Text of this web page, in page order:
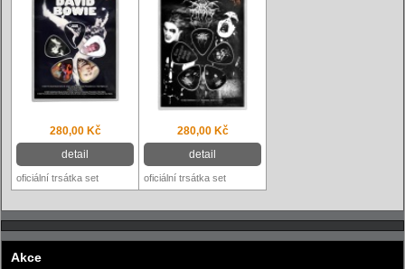
280,00 Kč
detail
280,00 Kč
detail
oficiální trsátka set oficiální trsátka set
Akce